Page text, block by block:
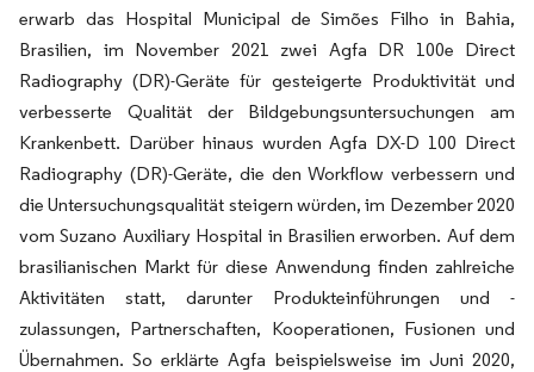
erwarb das Hospital Municipal de Simões Filho in Bahia,
Brasilien, im November 2021 zwei Agfa DR 100e Direct
Radiography (DR)-Geräte für gesteigerte Produktivität und
verbesserte Qualität der Bildgebungsuntersuchungen am
Krankenbett. Darüber hinaus wurden Agfa DX-D 100 Direct
Radiography (DR)-Geräte, die den Workflow verbessern und
die Untersuchungsqualität steigern würden, im Dezember 2020
vom Suzano Auxiliary Hospital in Brasilien erworben. Auf dem
brasilianischen Markt für diese Anwendung finden zahlreiche
Aktivitäten statt, darunter Produkteinführungen und -
zulassungen, Partnerschaften, Kooperationen, Fusionen und
Übernahmen. So erklärte Agfa beispielsweise im Juni 2020,